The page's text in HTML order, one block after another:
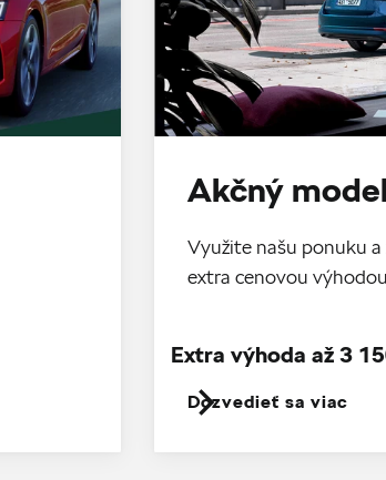
Akčný
Využite našu ponuku
extra cenovou výhodou
Dozvedieť sa viac
Extra výhoda až 3